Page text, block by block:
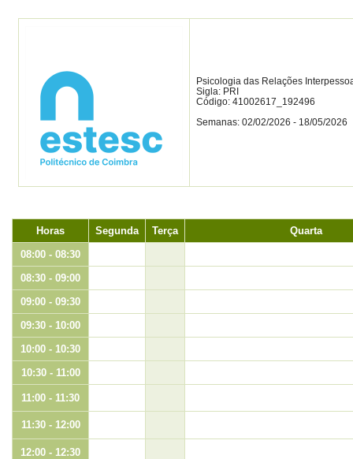
Psicologia das Relações
Sigla: PRI
Código: 41002617_192496
Semanas: 02/02/2026 - 18/05/2026
Horas Segunda Terça
Quarta
08:00 - 08:30
08:30 - 09:00
09:00 - 09:30
09:30 - 10:00
10:00 - 10:30
10:30 - 11:00
11:00 - 11:30
11:30 - 12:00
12:00 - 12:30